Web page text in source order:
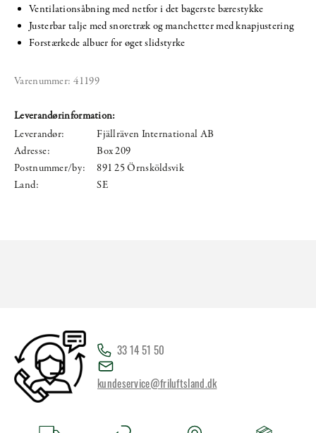
Ventilationsåbning med netfor i det bagerste bærestykke
Justerbar talje med snoretræk og manchetter med knapjustering
Forstærkede albuer for øget slidstyrke
Varenummer: 41199
Leverandørinformation:
Leverandør:
Fjällräven International AB
Adresse:
Box 209
Postnummer/by:
891 25 Örnsköldsvik
Land:
SE
33 14 51 50
kundeservice@friluftsland.dk